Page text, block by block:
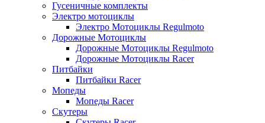
Гусеничные комплекты
Электро мотоциклы
Электро Мотоциклы Regulmoto
Дорожные Мотоциклы
Дорожные Мотоциклы Regulmoto
Дорожные Мотоциклы Racer
Питбайки
Питбайки Racer
Мопеды
Мопеды Racer
Скутеры